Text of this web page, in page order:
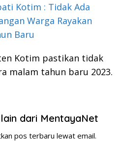
Kotim : Tidak Ada
Warga Rayakan
Baru
Kotim pastikan tidak
malam tahun baru 2023.
dari MentayaNet
pos terbaru lewat email.